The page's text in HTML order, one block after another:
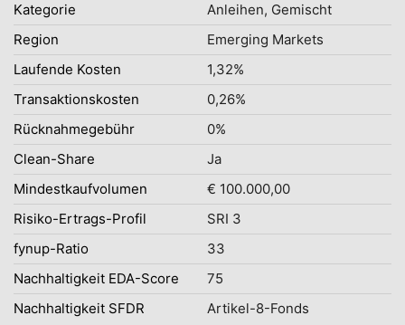
Kategorie
Anleihen, Gemischt
Region
Emerging Markets
Laufende Kosten
1,32%
Transaktionskosten
0,26%
Rücknahmegebühr
0%
Clean-Share
Ja
Mindestkaufvolumen
€ 100.000,00
Risiko-Ertrags-Profil
SRI 3
fynup-Ratio
33
Nachhaltigkeit EDA-Score
75
Nachhaltigkeit SFDR
Artikel-8-Fonds